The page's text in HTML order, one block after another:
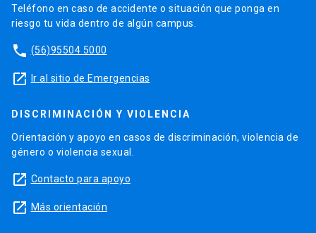
Teléfono en caso de accidente o situación que ponga en
riesgo tu vida dentro de algún campus.
phone (56)95504 5000
launch Ir al sitio de Emergencias
DISCRIMINACIÓN Y VIOLENCIA
Orientación y apoyo en casos de discriminación, violencia de
género o violencia sexual.
launch Contacto para apoyo
launch Más orientación